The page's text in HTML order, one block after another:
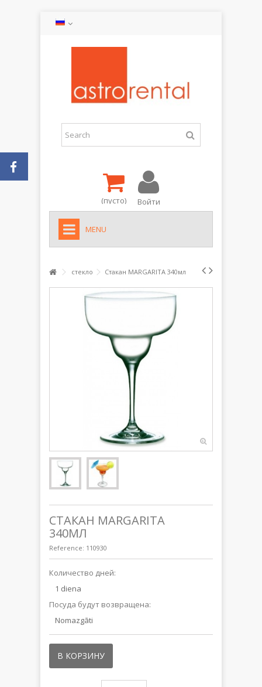
(пусто) Войти
MENU
стекло Стакан MARGARITA 340мл
СТАКАН MARGARITA
340МЛ
Reference: 110930
Количество дней:
1 diena
Посуда будут возвращена:
Nomazgāti
В КОРЗИНУ